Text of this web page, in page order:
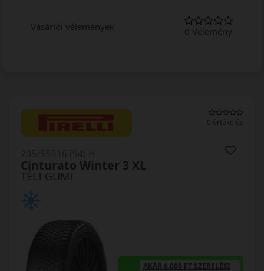
Vásárlói vélemények 0 Vélemény
0 értékelés
TÉLI GUMI
Cinturato Winter 3 XL
AKÁR 6.000 FT SZERELÉSI